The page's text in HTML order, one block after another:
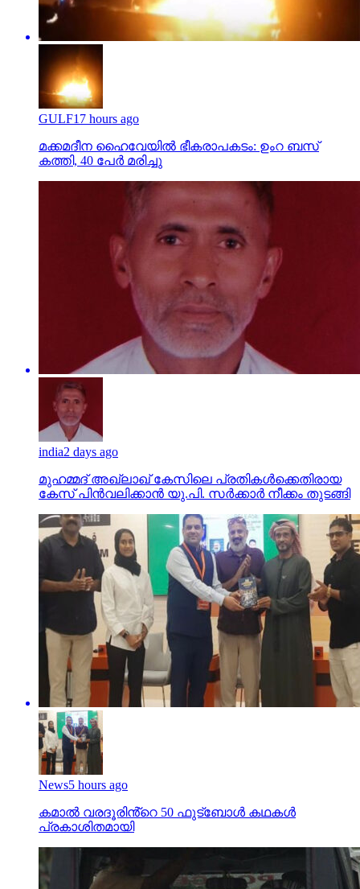
GULF17 hours ago
മക്കമദീന ഹൈവേയില്‍ ഭീകരാപകടം: ഉംറ ബസ്
കത്തി, 40 പേര്‍ മരിച്ചു
india2 days ago
മുഹമ്മദ് അഖ്‌ലാഖ് കേസിലെ പ്രതികള്‍ക്കെതിരായ
കേസ് പിന്‍വലിക്കാന്‍ യു.പി. സര്‍ക്കാര്‍ നീക്കം തുടങ്ങി
News5 hours ago
കമാൽ വരദൂരിൻ്റെ 50 ഫുട്ബോൾ കഥകൾ
പ്രകാശിതമായി